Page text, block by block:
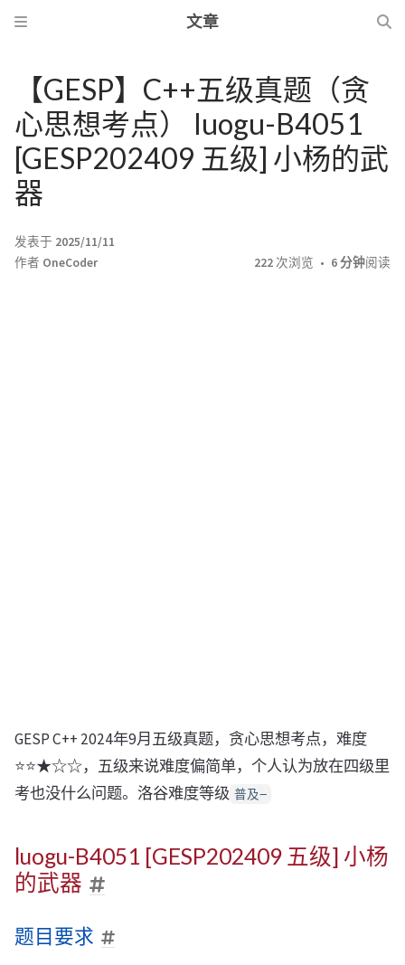
文章
【GESP】C++五级真题（贪
心思想考点） luogu-B4051
[GESP202409 五级] 小杨的武
器
发表于 2025/11/11
作者 OneCoder 222次浏览 6 分钟阅读
GESP C++ 2024年9月五级真题，贪心思想考点，难度
⭐⭐★☆☆，五级来说难度偏简单，个人认为放在四级里
考也没什么问题。洛谷难度等级 普及−
luogu-B4051 [GESP202409 五级] 小杨
的武器
题目要求